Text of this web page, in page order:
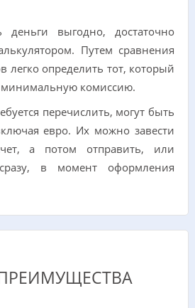
деньги выгодно, достаточно
Путем сравнения
легко определить тот, который
минимальную комиссию.
перечислить, могут быть
евро. Их можно завести
а потом отправить, или
в момент оформления